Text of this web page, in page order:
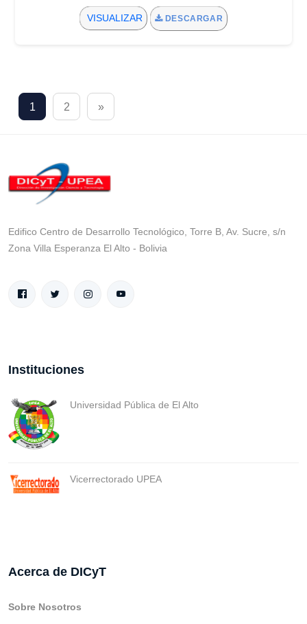
VISUALIZAR DESCARGAR
1 2 »
Edifico Centro de Desarrollo Tecnológico, Torre B, Av. Sucre, s/n
Zona Villa Esperanza El Alto - Bolivia
Instituciones
Universidad Pública de El Alto
Vicerrectorado UPEA
Acerca de DICyT
Sobre Nosotros